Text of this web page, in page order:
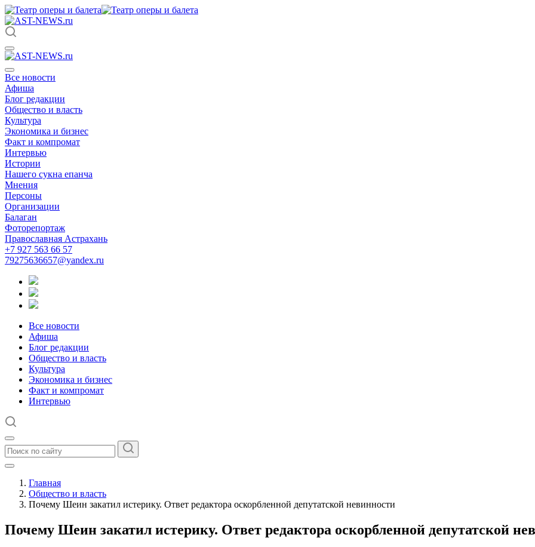
Все новости
Афиша
Блог редакции
Общество и власть
Культура
Экономика и бизнес
Факт и компромат
Интервью
Истории
Нашего сукна епанча
Мнения
Персоны
Организации
Балаган
Фоторепортаж
Православная Астрахань
+7 927 563 66 57
79275636657@yandex.ru
Все новости
Афиша
Блог редакции
Общество и власть
Культура
Экономика и бизнес
Факт и компромат
Интервью
Главная
Общество и власть
Почему Шеин закатил истерику. Ответ редактора оскорбленной депутатской невинности
Почему Шеин закатил истерику. Ответ редактора оскорбленной депутатской